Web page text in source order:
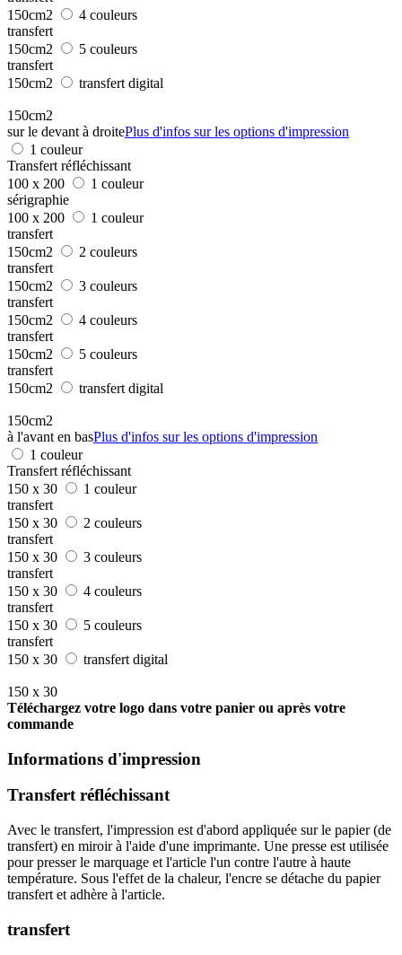
150cm2
4 couleurs
transfert
150cm2
5 couleurs
transfert
150cm2
transfert digital
150cm2
sur le devant à droitePlus d'infos sur les options d'impression
1 couleur
Transfert réfléchissant
100 x 200
1 couleur
sérigraphie
100 x 200
1 couleur
transfert
150cm2
2 couleurs
transfert
150cm2
3 couleurs
transfert
150cm2
4 couleurs
transfert
150cm2
5 couleurs
transfert
150cm2
transfert digital
150cm2
à l'avant en basPlus d'infos sur les options d'impression
1 couleur
Transfert réfléchissant
150 x 30
1 couleur
transfert
150 x 30
2 couleurs
transfert
150 x 30
3 couleurs
transfert
150 x 30
4 couleurs
transfert
150 x 30
5 couleurs
transfert
150 x 30
transfert digital
150 x 30
Téléchargez votre logo dans votre panier ou après votre
commande
Informations d'impression
Transfert réfléchissant
Avec le transfert, l'impression est d'abord appliquée sur le papier (de
transfert) en miroir à l'aide d'une imprimante. Une presse est utilisée
pour presser le marquage et l'article l'un contre l'autre à haute
température. Sous l'effet de la chaleur, l'encre se détache du papier
transfert et adhère à l'article.
transfert